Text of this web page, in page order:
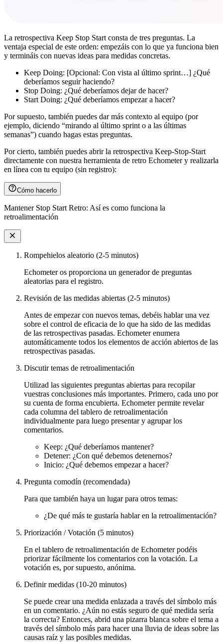
La retrospectiva Keep Stop Start consta de tres preguntas. La
ventaja especial de este orden: empezáis con lo que ya funciona bien
y termináis con nuevas ideas para medidas concretas.
Keep Doing: [Opcional: Con vista al último sprint…] ¿Qué
deberíamos seguir haciendo?
Stop Doing: ¿Qué deberíamos dejar de hacer?
Start Doing: ¿Qué deberíamos empezar a hacer?
Por supuesto, también puedes dar más contexto al equipo (por
ejemplo, diciendo “mirando al último sprint o a las últimas
semanas”) cuando hagas estas preguntas.
Por cierto, también puedes abrir la retrospectiva Keep-Stop-Start
directamente con nuestra herramienta de retro Echometer y realizarla
en línea con tu equipo (sin registro):
Cómo hacerlo
Mantener Stop Start Retro: Así es como funciona la
retroalimentación
Rompehielos aleatorio (2-5 minutos)
Echometer os proporciona un generador de preguntas
aleatorias para el registro.
Revisión de las medidas abiertas (2-5 minutos)
Antes de empezar con nuevos temas, debéis hablar una vez
sobre el control de eficacia de lo que ha sido de las medidas
de las retrospectivas pasadas. Echometer enumera
automáticamente todos los elementos de acción abiertos de las
retrospectivas pasadas.
Discutir temas de retroalimentación
Utilizad las siguientes preguntas abiertas para recopilar
vuestras conclusiones más importantes. Primero, cada uno por
su cuenta de forma encubierta. Echometer permite revelar
cada columna del tablero de retroalimentación
individualmente para luego presentar y agrupar los
comentarios.
Keep: ¿Qué deberíamos mantener?
Detener: ¿Con qué debemos detenernos?
Inicio: ¿Qué debemos empezar a hacer?
Pregunta comodín (recomendada)
Para que también haya un lugar para otros temas:
¿De qué más te gustaría hablar en la retroalimentación?
Priorización / Votación (5 minutos)
En el tablero de retroalimentación de Echometer podéis
priorizar fácilmente los comentarios con la votación. La
votación es, por supuesto, anónima.
Definir medidas (10-20 minutos)
Se puede crear una medida enlazada a través del símbolo más
en un comentario. ¿Aún no estás seguro de qué medida sería
la correcta? Entonces, abrid una pizarra blanca sobre el tema a
través del símbolo más para hacer una lluvia de ideas sobre las
causas raíz y las posibles medidas.